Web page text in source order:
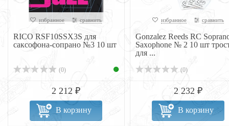
избранное сравнить
RICO RSF10SSX3S для
саксофона-сопрано №3 10 шт
(0)
2 212 ₽
В корзину
избранное сравнить
Gonzalez Reeds RC
Saxophone № 2 10 шт
для ...
(0)
2 232 ₽
В корзину